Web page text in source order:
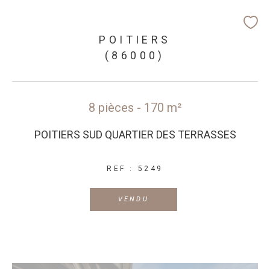
POITIERS
(86000)
8 pièces - 170 m²
POITIERS SUD QUARTIER DES TERRASSES
REF : 5249
VENDU